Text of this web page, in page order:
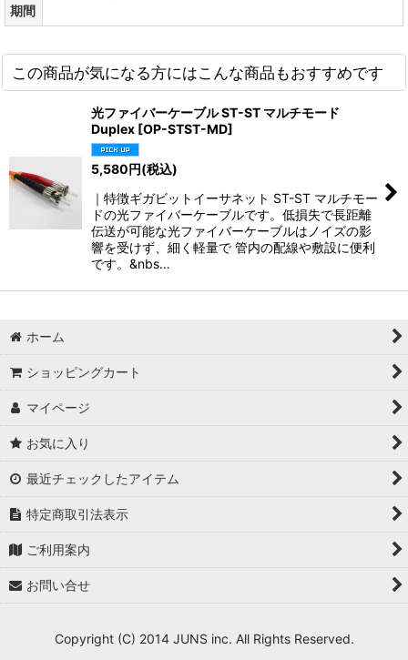
期間
この商品が気になる方にはこんな商品もおすすめです
光ファイバーケーブル ST-ST マルチモード
Duplex [OP-STST-MD]
5,580円(税込)
｜特徴ギガビットイーサネット ST-ST マルチモー
ドの光ファイバーケーブルです。低損失で長距離
伝送が可能な光ファイバーケーブルはノイズの影
響を受けず、細く軽量で 管内の配線や敷設に便利
です。&nbs…
ホーム
ショッピングカート
マイページ
お気に入り
最近チェックしたアイテム
特定商取引法表示
ご利用案内
お問い合せ
Copyright (C) 2014 JUNS inc. All Rights Reserved.